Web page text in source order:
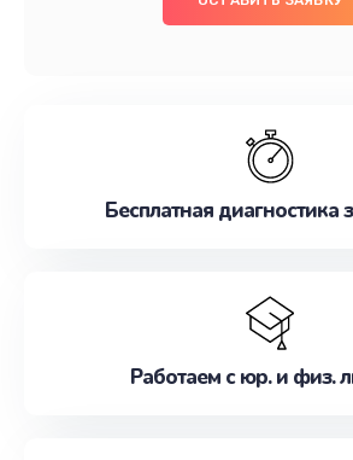
Бесплатная диагностика
Работаем с юр. и физ.